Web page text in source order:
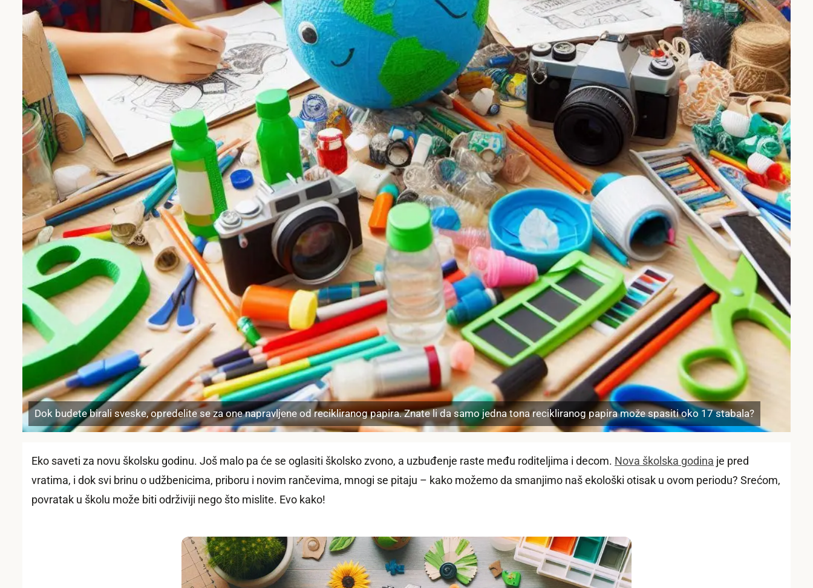
Dok budete birali sveske, opredelite se za one napravljene od recikliranog papira. Znate li da samo jedna tona recikliranog papira može spasiti oko 17 stabala?
Eko saveti za novu školsku godinu. Još malo pa će se oglasiti školsko zvono, a uzbuđenje raste među roditeljima i decom. Nova školska godina je pred
vratima, i dok svi brinu o udžbenicima, priboru i novim rančevima, mnogi se pitaju – kako možemo da smanjimo naš ekološki otisak u ovom periodu? Srećom,
povratak u školu može biti održiviji nego što mislite. Evo kako!